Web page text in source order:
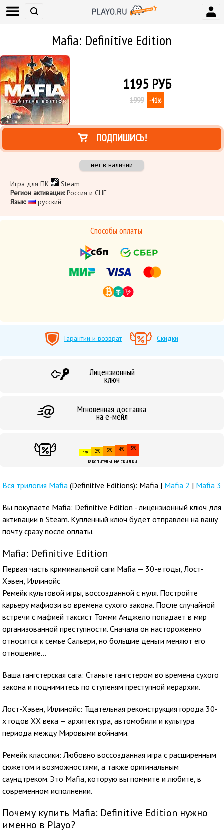
Mafia: Definitive Edition
1195РУБ
1999 -41%
ПОДПИШИСЬ!
нет в наличии
Игра для ПК
Steam
Регион активации:Россия и СНГ
Язык:
​ русский
Способы оплаты
Гарантии и возврат Скидки
Лицензионный
ключ
Мгновенная доставка
на е-мейл
1% 2% 3% 4% 5%
накопительные скидки
Вся трилогия Mafia (Definitive Editions): Mafia | Mafia 2 | Mafia 3
Вы покупаете Mafia: Definitive Edition - лицензионный ключ для
активации в Steam. Купленный ключ будет отправлен на вашу
почту сразу после оплаты.
Mafia: Definitive Edition
Первая часть криминальной саги Mafia — 30-е годы, Лост-
Хэвен, Иллинойс
Ремейк культовой игры, воссозданной с нуля. Постройте
карьеру мафиози во времена сухого закона. После случайной
встречи с мафией таксист Томми Анджело попадает в мир
организованной преступности. Сначала он настороженно
относится к семье Сальери, но большие деньги меняют его
отношение…
Ваша гангстерская сага: Станьте гангстером во времена сухого
закона и поднимитесь по ступеням преступной иерархии.
Лост-Хэвен, Иллинойс: Тщательная реконструкция города 30-
х годов XX века — архитектура, автомобили и культура
периода между Мировыми войнами.
Ремейк классики: Любовно воссозданная игра с расширенным
сюжетом и возможностями, а также оригинальным
саундтреком. Это Mafia, которую вы помните и любите, в
современном исполнении.
Почему купить Mafia: Definitive Edition нужно
именно в Playo?